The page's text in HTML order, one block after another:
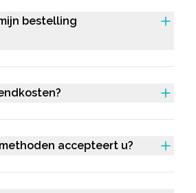
bestelling
accepteert u?